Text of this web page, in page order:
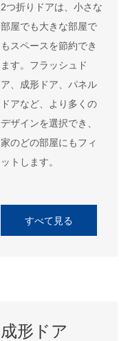
2つ折りドアは、小さな
部屋でも大きな部屋で
もスペースを節約でき
ます。フラッシュド
ア、成形ドア、パネル
ドアなど、より多くの
デザインを選択でき、
家のどの部屋にもフィ
ットします。
すべて見る
成形ドア